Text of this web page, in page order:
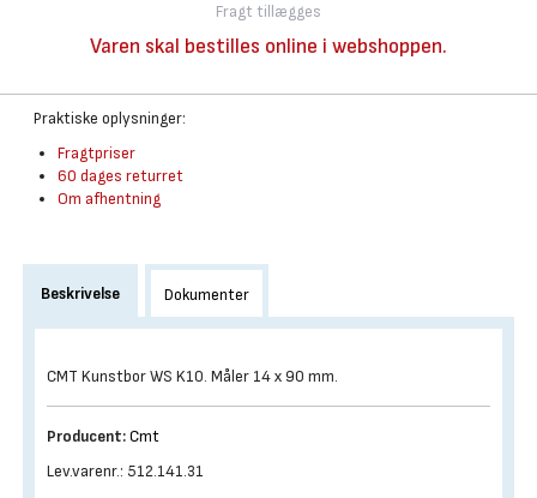
Fragt tillægges
Varen skal bestilles online i webshoppen.
Praktiske oplysninger:
Fragtpriser
60 dages returret
Om afhentning
Beskrivelse Dokumenter
CMT Kunstbor WS K10. Måler 14 x 90 mm.
Producent:Cmt
Lev.varenr.: 512.141.31